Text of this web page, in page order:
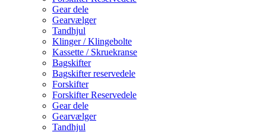
Gear dele
Gearvælger
Tandhjul
Klinger / Klingebolte
Kassette / Skruekranse
Bagskifter
Bagskifter reservedele
Forskifter
Forskifter Reservedele
Gear dele
Gearvælger
Tandhjul